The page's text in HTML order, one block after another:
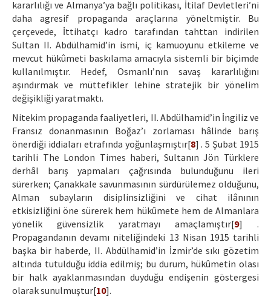
kararlılığı ve Almanya’ya bağlı politikası, İtilaf Devletleri’ni
daha agresif propaganda araçlarına yöneltmiştir. Bu
çerçevede, İttihatçı kadro tarafından tahttan indirilen
Sultan II. Abdülhamid’in ismi, iç kamuoyunu etkileme ve
mevcut hükûmeti baskılama amacıyla sistemli bir biçimde
kullanılmıştır. Hedef, Osmanlı’nın savaş kararlılığını
aşındırmak ve müttefikler lehine stratejik bir yönelim
değişikliği yaratmaktı.
Nitekim propaganda faaliyetleri, II. Abdülhamid’in İngiliz ve
Fransız donanmasının Boğaz’ı zorlaması hâlinde barış
önerdiği iddiaları etrafında yoğunlaşmıştır[8] . 5 Şubat 1915
tarihli The London Times haberi, Sultanın Jön Türklere
derhâl barış yapmaları çağrısında bulunduğunu ileri
sürerken; Çanakkale savunmasının sürdürülemez olduğunu,
Alman subayların disiplinsizliğini ve cihat ilânının
etkisizliğini öne sürerek hem hükûmete hem de Almanlara
yönelik güvensizlik yaratmayı amaçlamıştır[9] .
Propagandanın devamı niteliğindeki 13 Nisan 1915 tarihli
başka bir haberde, II. Abdülhamid’in İzmir’de sıkı gözetim
altında tutulduğu iddia edilmiş; bu durum, hükûmetin olası
bir halk ayaklanmasından duyduğu endişenin göstergesi
olarak sunulmuştur[10].